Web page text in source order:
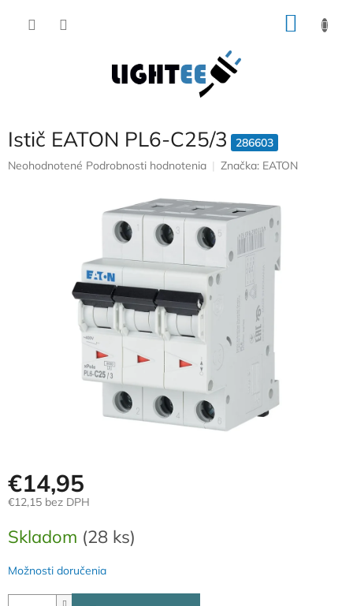
Istič EATON PL6-C25/3
286603
Priemerné
Neohodnotené Podrobnosti hodnotenia Značka: EATON
€14,95
€12,15 bez DPH
cena:
Skladom (28 ks)
Možnosti doručenia